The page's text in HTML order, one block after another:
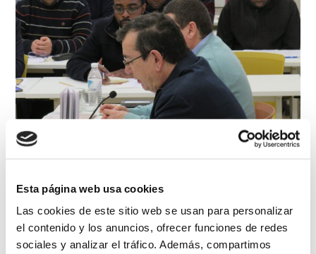
Esta página web usa cookies
Las cookies de este sitio web se usan para personalizar
el contenido y los anuncios, ofrecer funciones de redes
sociales y analizar el tráfico. Además, compartimos
La Iglesia en misión
necesita la santidad
martirial